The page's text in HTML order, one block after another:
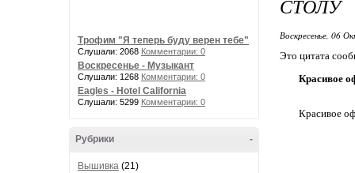
Трофим "Я теперь буду верен тебе"
Слушали: 2068 Комментарии: 0
Воскресенье - Музыкант
Слушали: 1268 Комментарии: 0
Eagles - Hotel California
Слушали: 5299 Комментарии: 0
-
Рубрики
Вышивка (21)
СТОЛУ
Воскресенье, 06
Это цитата
Красивое
Красивое